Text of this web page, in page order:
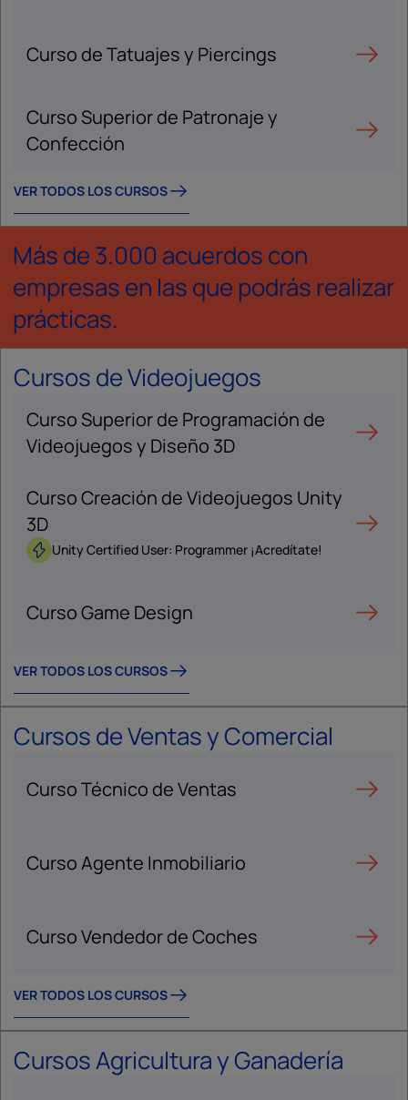
Curso de Tatuajes y Piercings
Curso Superior de Patronaje y
Confección
VER TODOS LOS CURSOS
Más de 3.000 acuerdos con
empresas en las que podrás realizar
prácticas.
Cursos de Videojuegos
Curso Superior de Programación de
Videojuegos y Diseño 3D
Curso Creación de Videojuegos Unity
3D
Unity Certified User: Programmer ¡Acredítate!
Curso Game Design
VER TODOS LOS CURSOS
Cursos de Ventas y Comercial
Curso Técnico de Ventas
Curso Agente Inmobiliario
Curso Vendedor de Coches
VER TODOS LOS CURSOS
Cursos Agricultura y Ganadería